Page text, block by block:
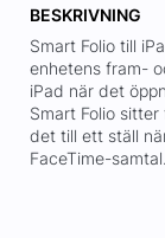
BESKRIVNING
Smart Folio till
enhetens fram-
iPad när det
Smart Folio
det till ett ställ
FaceTime-samtal.